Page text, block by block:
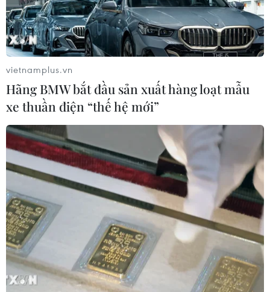
Kon Tum đề xuất bổ sung thêm 1.312 hộ có
nhà tạm, nhà dột nát cần xóa
06/06/2025 04:21
Hơn 1.300 hộ có nhà tạm, nhà dột nát cần xóa là do bị
ảnh hưởng bởi thiên tai, bão lũ nên chất lượng nhà ở bị
hư hỏng, xuống cấp, không bảo đảm an toàn.
vietnamplus.vn
Hãng BMW bắt đầu sản xuất hàng loạt mẫu
xe thuần điện “thế hệ mới”